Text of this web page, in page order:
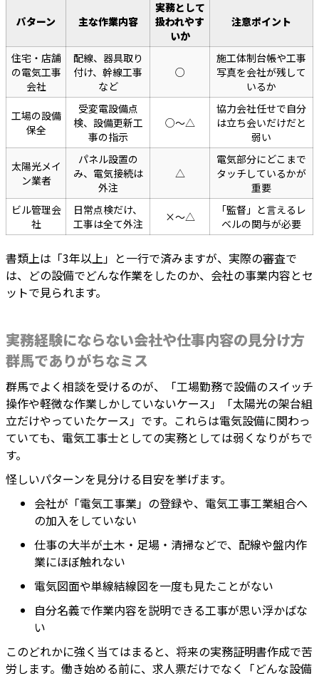
パターン 主な作業内容
実務として
扱われやす
いか
注意ポイント
住宅・店舗
の電気工事
会社
配線、器具取り
付け、幹線工事
など
○
施工体制台帳や工事
写真を会社が残して
いるか
工場の設備
保全
受変電設備点
検、設備更新工
事の指示
○〜△
協力会社任せで自分
は立ち会いだけだと
弱い
太陽光メイ
ン業者
パネル設置の
み、電気接続は
外注
△
電気部分にどこまで
タッチしているかが
重要
ビル管理会
社
日常点検だけ、
工事は全て外注
×〜△
「監督」と言えるレ
ベルの関与が必要
書類上は「3年以上」と一行で済みますが、実際の審査で
は、どの設備でどんな作業をしたのか、会社の事業内容とセ
ットで見られます。
実務経験にならない会社や仕事内容の見分け方
群馬でありがちなミス
群馬でよく相談を受けるのが、「工場勤務で設備のスイッチ
操作や軽微な作業しかしていないケース」「太陽光の架台組
立だけやっていたケース」です。これらは電気設備に関わっ
ていても、電気工事士としての実務としては弱くなりがちで
す。
怪しいパターンを見分ける目安を挙げます。
会社が「電気工事業」の登録や、電気工事工業組合へ
の加入をしていない
仕事の大半が土木・足場・清掃などで、配線や盤内作
業にほぼ触れない
電気図面や単線結線図を一度も見たことがない
自分名義で作業内容を説明できる工事が思い浮かばな
い
このどれかに強く当てはまると、将来の実務証明書作成で苦
労します。働き始める前に、求人票だけでなく「どんな設備